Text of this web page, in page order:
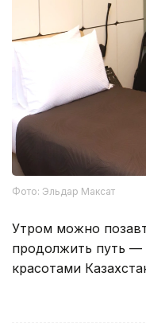
Фото: Эльдар Максат
Утром можно
продолжить путь —
красотами